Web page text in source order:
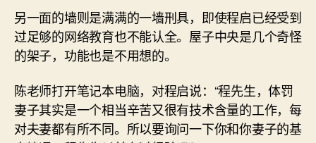
另一面的墙则是满满的一墙刑具，即使程启已经受到
过足够的网络教育也不能认全。屋子中央是几个奇怪
的架子，功能也是不用想的。
陈老师打开笔记本电脑，对程启说：“程先生，体罚
妻子其实是一个相当辛苦又很有技术含量的工作，每
对夫妻都有所不同。所以要询问一下你和你妻子的基